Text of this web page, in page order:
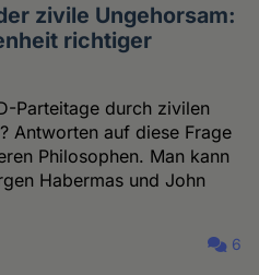
zivile Ungehorsam:
richtiger
Parteitage durch zivilen
Antworten auf diese Frage
Philosophen. Man kann
Habermas und John
6